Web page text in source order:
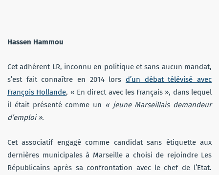
Hassen Hammou
Cet adhérent LR, inconnu en politique et sans aucun mandat,
s’est fait connaître en 2014 lors d’un débat télévisé avec
François Hollande, « En direct avec les Français », dans lequel
il était présenté comme un « jeune Marseillais demandeur
d’emploi ».
Cet associatif engagé comme candidat sans étiquette aux
dernières municipales à Marseille a choisi de rejoindre Les
Républicains après sa confrontation avec le chef de l’Etat.